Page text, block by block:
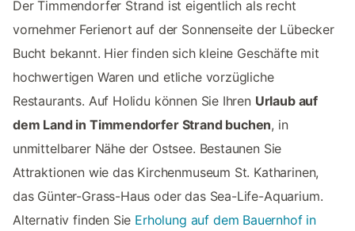
Der Timmendorfer Strand ist eigentlich als recht
vornehmer Ferienort auf der Sonnenseite der Lübecker
Bucht bekannt. Hier finden sich kleine Geschäfte mit
hochwertigen Waren und etliche vorzügliche
Restaurants. Auf Holidu können Sie Ihren Urlaub auf
dem Land in Timmendorfer Strand buchen, in
unmittelbarer Nähe der Ostsee. Bestaunen Sie
Attraktionen wie das Kirchenmuseum St. Katharinen,
das Günter-Grass-Haus oder das Sea-Life-Aquarium.
Alternativ finden Sie Erholung auf dem Bauernhof in